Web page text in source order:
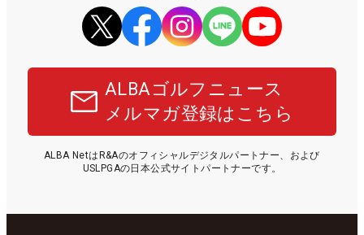
ALBAゴルフニュース
メルマガ登録はこちら
ALBA NetはR&Aのオフィシャルデジタルパートナー、および
USLPGAの日本公式サイトパートナーです。